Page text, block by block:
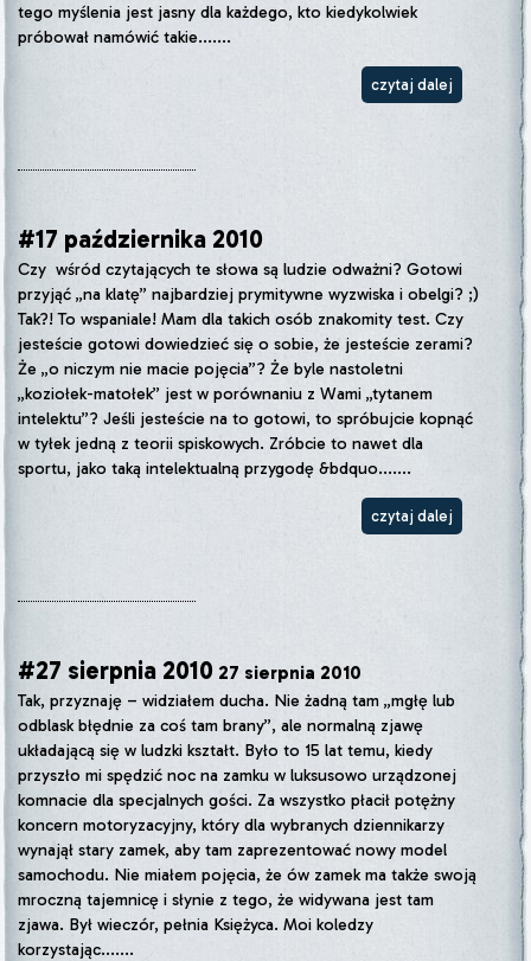
tego myślenia jest jasny dla każdego, kto kiedykolwiek
próbował namówić takie.......
czytaj dalej
#17 października 2010
Czy wśród czytających te słowa są ludzie odważni? Gotowi
przyjąć „na klatę” najbardziej prymitywne wyzwiska i obelgi? ;)
Tak?! To wspaniale! Mam dla takich osób znakomity test. Czy
jesteście gotowi dowiedzieć się o sobie, że jesteście zerami?
Że „o niczym nie macie pojęcia”? Że byle nastoletni
„koziołek-matołek” jest w porównaniu z Wami „tytanem
intelektu”? Jeśli jesteście na to gotowi, to spróbujcie kopnąć
w tyłek jedną z teorii spiskowych. Zróbcie to nawet dla
sportu, jako taką intelektualną przygodę &bdquo.......
czytaj dalej
#27 sierpnia 2010 27 sierpnia 2010
Tak, przyznaję – widziałem ducha. Nie żadną tam „mgłę lub
odblask błędnie za coś tam brany”, ale normalną zjawę
układającą się w ludzki kształt. Było to 15 lat temu, kiedy
przyszło mi spędzić noc na zamku w luksusowo urządzonej
komnacie dla specjalnych gości. Za wszystko płacił potężny
koncern motoryzacyjny, który dla wybranych dziennikarzy
wynajął stary zamek, aby tam zaprezentować nowy model
samochodu. Nie miałem pojęcia, że ów zamek ma także swoją
mroczną tajemnicę i słynie z tego, że widywana jest tam
zjawa. Był wieczór, pełnia Księżyca. Moi koledzy
korzystając.......